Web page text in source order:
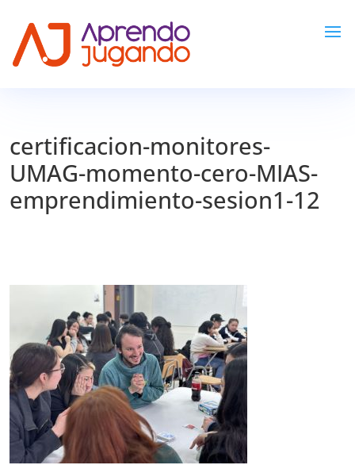
certificacion-monitores-
UMAG-momento-cero-MIAS-
emprendimiento-sesion1-12